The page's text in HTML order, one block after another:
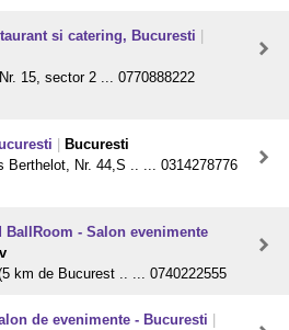
si catering, Bucuresti
15, sector 2 ... 0770888222
Bucuresti
Berthelot, Nr. 44,S .. ... 0314278776
BallRoom - Salon evenimente
km de Bucurest .. ... 0740222555
de evenimente - Bucuresti